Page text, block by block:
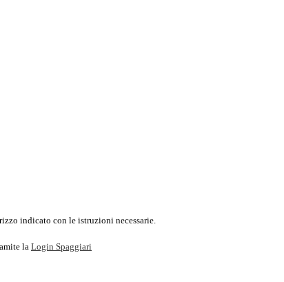
indicato con le istruzioni necessarie.
la Login Spaggiari